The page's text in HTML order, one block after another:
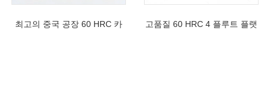
최고의 중국 공장 60 HRC 카 고품질 60 HRC 4 플루트 플랫